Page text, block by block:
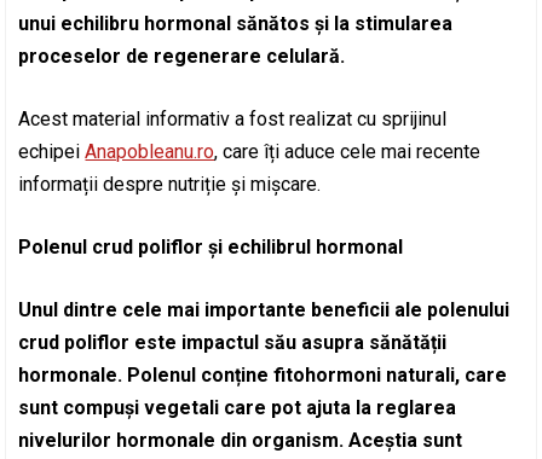
unui echilibru hormonal sănătos și la stimularea
proceselor de regenerare celulară.
Acest material informativ a fost realizat cu sprijinul
echipeiAnapobleanu.ro, care îți aduce cele mai recente
informații despre nutriție și mișcare.
Polenul crud poliflor și echilibrul hormonal
Unul dintre cele mai importante beneficii ale polenului
crud poliflor este impactul său asupra sănătății
hormonale. Polenul conține fitohormoni naturali, care
sunt compuși vegetali care pot ajuta la reglarea
nivelurilor hormonale din organism. Aceștia sunt